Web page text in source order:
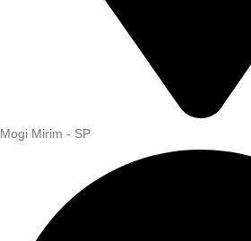
Mogi Mirim - SP